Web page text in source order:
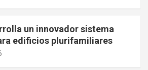
un innovador sistema
edificios plurifamiliares